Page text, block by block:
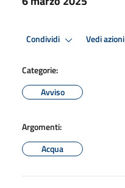
Condividi Vedi azioni
Categorie:
Avviso
Argomenti:
Acqua